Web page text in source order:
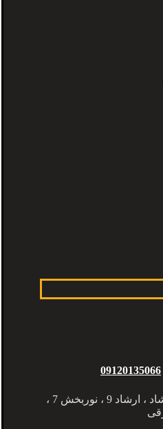
09120135066
دفتر مرکزی: مشهد ، بلوار ارشاد ، ارشاد 9 ، نوربخش 7 ،